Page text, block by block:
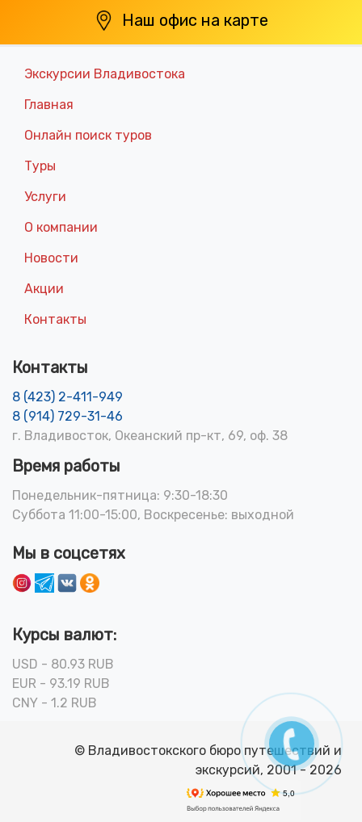
Наш офис на карте
Экскурсии Владивостока
Главная
Онлайн поиск туров
Туры
Услуги
О компании
Новости
Акции
Контакты
Контакты
8 (423) 2-411-949
8 (914) 729-31-46
г. Владивосток, Океанский пр-кт, 69, оф. 38
Время работы
Понедельник-пятница: 9:30-18:30
Суббота 11:00-15:00, Воскресенье: выходной
Мы в соцсетях
Курсы валют:
USD - 80.93 RUB
EUR - 93.19 RUB
CNY - 1.2 RUB
© Владивостокского бюро путешествий и
экскурсий, 2001 - 2026